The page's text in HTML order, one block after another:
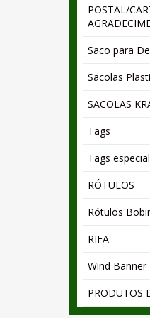
POSTAL/
Saco para
Sacolas
SACOLAS
Tags
Tags especial
RÓTULOS
Rótulos
RIFA
Wind Banner
PRODUTOS